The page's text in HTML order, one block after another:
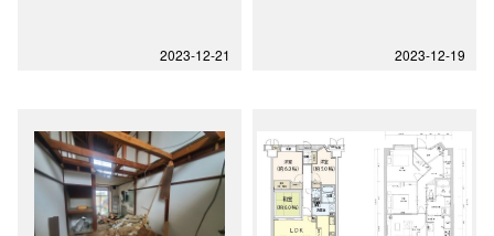
2023-12-21 2023-12-19